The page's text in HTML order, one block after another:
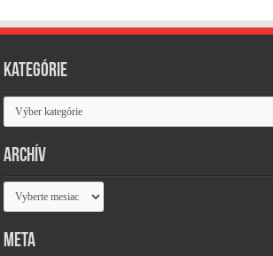
Kategórie
Kategórie
Archív
Archív
Meta